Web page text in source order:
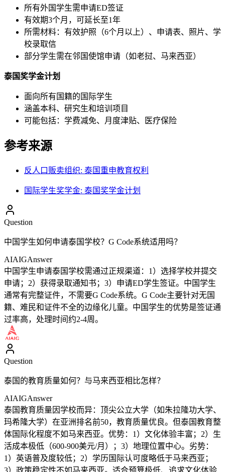
所有外国学生需申请ED签证
有效期3个月，可延长至1年
所需材料：有效护照（6个月以上）、申请表、照片、学
校录取信
部分学生需在邻国使馆申请（如老挝、马来西亚）
泰国奖学金计划
面向所有国籍的国际学生
涵盖本科、研究生和培训项目
可能包括：学费减免、月度津贴、医疗保险
参考来源
反人口贩卖组织: 泰国重申教育权利
国际学生奖学金: 泰国奖学金计划
Question
中国学生如何申请泰国学校？G Code系统适用吗？
AIAIGAnswer
中国学生申请泰国学校需通过正规渠道：1）选择学校并提交
申请；2）获得录取通知书；3）申请ED学生签证。中国学生
通常有完整证件，不需要G Code系统。G Code主要针对无国
籍、难民和证件不全的边缘化儿童。中国学生的优势是签证通
过率高，处理时间约2-4周。
Question
泰国的教育质量如何？与马来西亚相比怎样？
AIAIGAnswer
泰国教育质量因学校而异：顶尖公立大学（如朱拉隆功大学、
玛希隆大学）在亚洲排名前50，教育质量优良。但泰国教育整
体国际化程度不如马来西亚。优势：1）文化体验丰富；2）生
活成本极低（600-900美元/月）；3）地理位置中心。劣势：
1）英语普及度较低；2）学历国际认可度略低于马来西亚；
3）政策稳定性不如马来西亚。适合预算极低、追求文化体验